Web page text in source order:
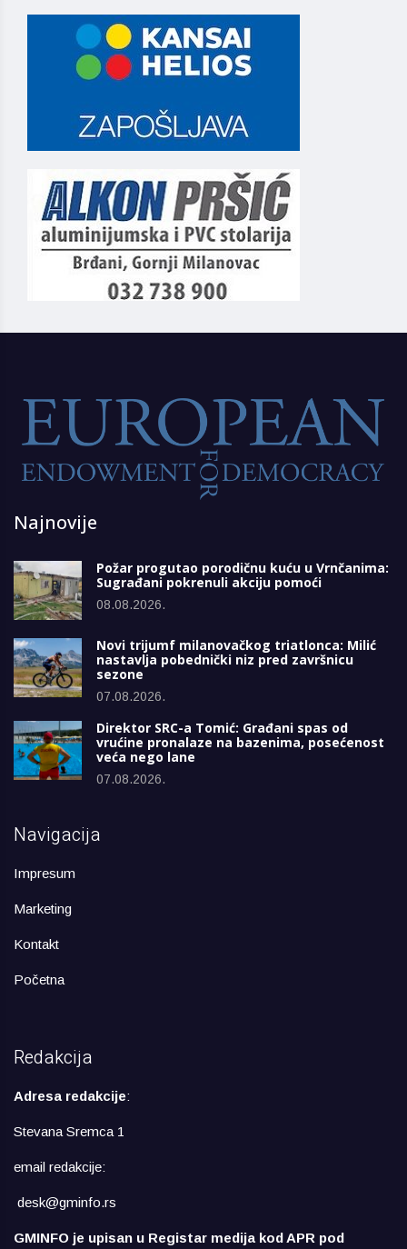
Najnovije
Požar progutao porodičnu kuću u Vrnčanima:
Sugrađani pokrenuli akciju pomoći
08.08.2026.
Novi trijumf milanovačkog triatlonca: Milić
nastavlja pobednički niz pred završnicu
sezone
07.08.2026.
Direktor SRC-a Tomić: Građani spas od
vrućine pronalaze na bazenima, posećenost
veća nego lane
07.08.2026.
Navigacija
Impresum
Marketing
Kontakt
Početna
Redakcija
Adresa redakcije:
Stevana Sremca 1
email redakcije:
desk@gminfo.rs
GMINFO je upisan u Registar medija kod APR pod